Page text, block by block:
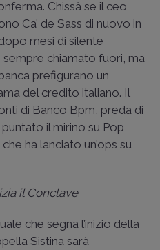
Chissà se il ceo
Ca’ de Sass di nuovo in
mesi di silente
sempre chiamato fuori, ma
prefigurano un
del credito italiano. Il
di Banco Bpm, preda di
il mirino su Pop
ha lanciato un’ops su
il Conclave
che segna l’inizio della
Sistina sarà